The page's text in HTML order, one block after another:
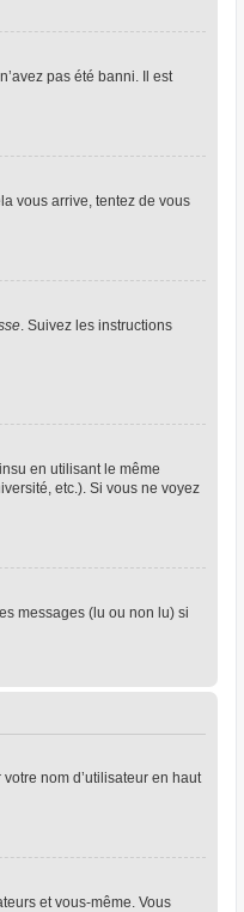
pas été banni. Il est
vous arrive, tentez de vous
. Suivez les instructions
en utilisant le même
etc.). Si vous ne voyez
messages (lu ou non lu) si
nom d’utilisateur en haut
et vous-même. Vous